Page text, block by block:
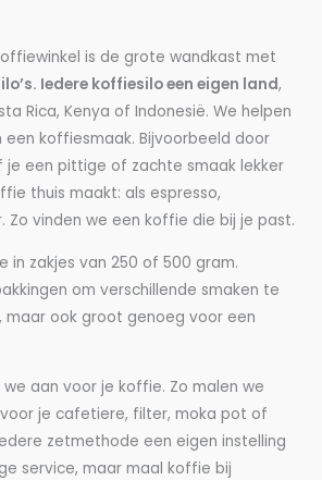
is de grote wandkast met
Iedere koffiesilo een eigen land,
Rica, Kenya of Indonesië. We helpen
een koffiesmaak. Bijvoorbeeld door
een pittige of zachte smaak lekker
thuis maakt: als espresso,
Zo vinden we een koffie die bij je past.
in zakjes van 250 of 500 gram.
om verschillende smaken te
maar ook groot genoeg voor een
aan voor je koffie. Zo malen we
je cafetiere, filter, moka pot of
zetmethode een eigen instelling
service, maar maal koffie bij